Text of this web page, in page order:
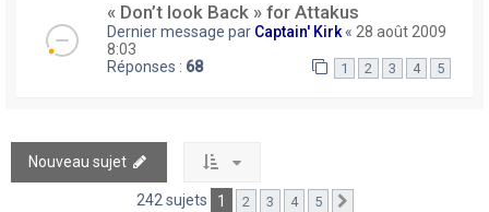
« Don’t look Back » for Attakus
Dernier message par Captain' Kirk « 28 août 2009
8:03
Réponses : 68 1 2 3 4 5
Nouveau sujet
242 sujets 1 2 3 4 5